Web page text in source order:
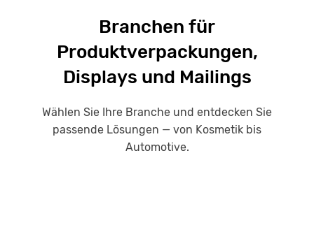
Branchen für
Produktverpackungen,
Displays und Mailings
Wählen Sie Ihre Branche und entdecken Sie
passende Lösungen — von Kosmetik bis
Automotive.